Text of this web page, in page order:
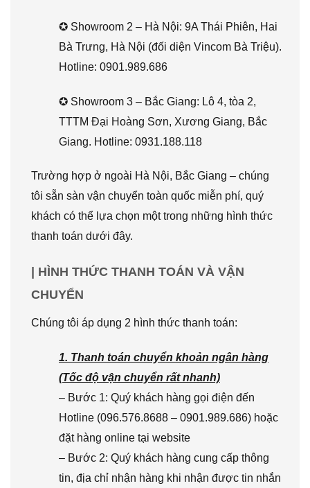
✪ Showroom 2 – Hà Nội: 9A Thái Phiên, Hai
Bà Trưng, Hà Nội (đối diện Vincom Bà Triệu).
Hotline: 0901.989.686
✪ Showroom 3 – Bắc Giang: Lô 4, tòa 2,
TTTM Đại Hoàng Sơn, Xương Giang, Bắc
Giang. Hotline: 0931.188.118
Trường hợp ở ngoài Hà Nội, Bắc Giang – chúng
tôi sẵn sàn vận chuyển toàn quốc miễn phí, quý
khách có thể lựa chọn một trong những hình thức
thanh toán dưới đây.
| HÌNH THỨC THANH TOÁN VÀ VẬN
CHUYỂN
Chúng tôi áp dụng 2 hình thức thanh toán:
1. Thanh toán chuyển khoản ngân hàng
(Tốc độ vận chuyển rất nhanh)
– Bước 1: Quý khách hàng gọi điện đến
Hotline (096.576.8688 – 0901.989.686) hoặc
đặt hàng online tại website
– Bước 2: Quý khách hàng cung cấp thông
tin, địa chỉ nhận hàng khi nhận được tin nhắn